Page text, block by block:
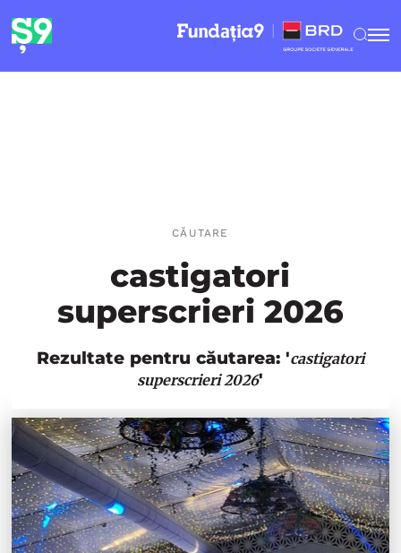
CĂUTARE
castigatori
superscrieri 2026
Rezultate pentru căutarea: 'castigatori
superscrieri 2026'